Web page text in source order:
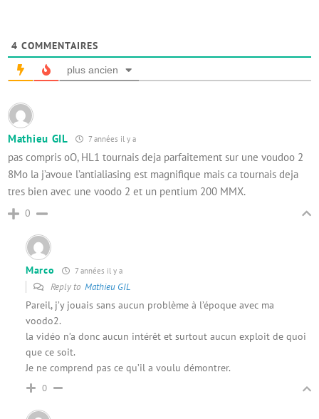
4 COMMENTAIRES
plus ancien
Mathieu GIL 7 années il y a
pas compris oO, HL1 tournais deja parfaitement sur une voudoo 2
8Mo la j’avoue l’antialiasing est magnifique mais ca tournais deja
tres bien avec une voodo 2 et un pentium 200 MMX.
0
Marco 7 années il y a
Reply to Mathieu GIL
Pareil, j’y jouais sans aucun problème à l’époque avec ma
voodo2.
la vidéo n’a donc aucun intérêt et surtout aucun exploit de quoi
que ce soit.
Je ne comprend pas ce qu’il a voulu démontrer.
0